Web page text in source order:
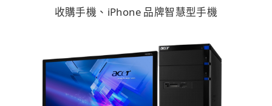
收購手機、iPhone 品牌智慧型手機